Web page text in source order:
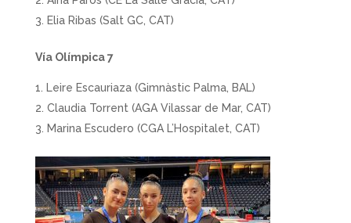
Elia Ribas (Salt GC, CAT)
Vía Olímpica 7
Leire Escauriaza (Gimnàstic Palma, BAL)
Claudia Torrent (AGA Vilassar de Mar, CAT)
Marina Escudero (CGA L’Hospitalet, CAT)